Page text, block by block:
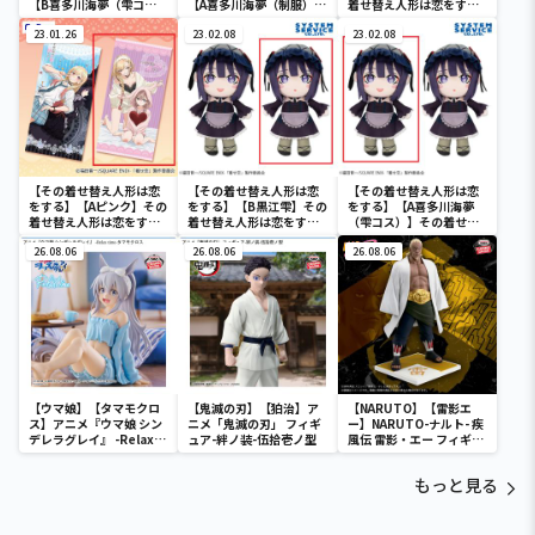
【B喜多川海夢（雫コ
ス）】その着せ替え人形
は恋をする 特大ロングク
ッション
【A喜多川海夢（制服）】
その着せ替え人形は恋を
する 特大ロングクッショ
ン
着せ替え人形は恋をする
23.01.26
【その着せ替え人形は恋
をする】【Aピンク】その
着せ替え人形は恋をする
バスタオル
23.02.08
【その着せ替え人形は恋
をする】【B黒江雫】その
着せ替え人形は恋をする
デフォルメぬいぐるみ
BIG Part1
23.02.08
【その着せ替え人形は恋
をする】【A喜多川海夢
（雫コス）】その着せ替
え人形は恋をする デフォ
ルメぬいぐるみBIG
Part1
26.08.06
【ウマ娘】【タマモクロ
ス】アニメ『ウマ娘 シン
デレラグレイ』 -Relax
time-タマモクロス
26.08.06
【鬼滅の刃】【狛治】ア
ニメ「鬼滅の刃」 フィギ
ュア-絆ノ装-伍拾壱ノ型
26.08.06
【NARUTO】【雷影エ
ー】NARUTO-ナルト- 疾
風伝 雷影・エー フィギュ
ア～五影集結…!!～
もっと見る